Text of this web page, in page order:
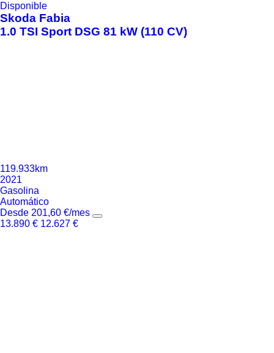
Disponible
Skoda Fabia
1.0 TSI Sport DSG 81 kW (110 CV)
119.933km
2021
Gasolina
Automático
Desde 201,60 €/mes
13.890 € 12.627 €